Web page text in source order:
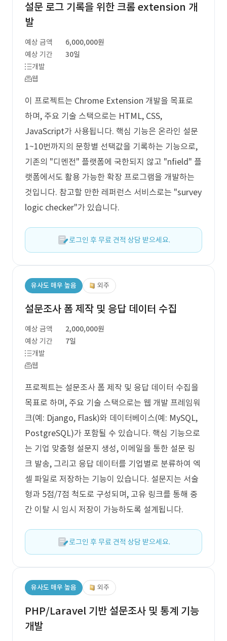
설문 로그 기록을 위한 크롬 extension 개
발
예상 금액
6,000,000원
예상 기간
30일
개발
웹
이 프로젝트는 Chrome Extension 개발을 목표로
하며, 주요 기술 스택으로는 HTML, CSS,
JavaScript가 사용됩니다. 핵심 기능은 온라인 설문
1~10번까지의 문항별 선택값을 기록하는 기능으로,
기존의 "디멘전" 플랫폼에 국한되지 않고 "nfield" 플
랫폼에서도 활용 가능한 확장 프로그램을 개발하는
것입니다. 참고할 만한 레퍼런스 서비스로는 "survey
logic checker"가 있습니다.
로그인 후 무료 견적 상담 받으세요.
유사도 매우 높음 외주
설문조사 폼 제작 및 응답 데이터 수집
예상 금액
2,000,000원
예상 기간
7일
개발
웹
프로젝트는 설문조사 폼 제작 및 응답 데이터 수집을
목표로 하며, 주요 기술 스택으로는 웹 개발 프레임워
크(예: Django, Flask)와 데이터베이스(예: MySQL,
PostgreSQL)가 포함될 수 있습니다. 핵심 기능으로
는 기업 맞춤형 설문지 생성, 이메일을 통한 설문 링
크 발송, 그리고 응답 데이터를 기업별로 분류하여 엑
셀 파일로 저장하는 기능이 있습니다. 설문지는 서술
형과 5점/7점 척도로 구성되며, 고유 링크를 통해 중
간 이탈 시 임시 저장이 가능하도록 설계됩니다.
로그인 후 무료 견적 상담 받으세요.
유사도 매우 높음 외주
PHP/Laravel 기반 설문조사 및 통계 기능
개발